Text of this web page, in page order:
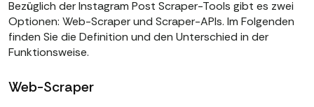
Bezüglich der Instagram Post Scraper-Tools gibt es zwei
Optionen: Web-Scraper und Scraper-APIs. Im Folgenden
finden Sie die Definition und den Unterschied in der
Funktionsweise.
Web-Scraper